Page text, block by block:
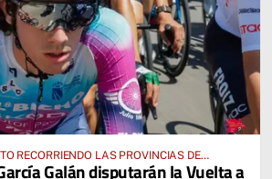
RECORRIENDO LAS PROVINCIAS DE
Y CIUDAD REAL
Galán disputarán la Vuelta a